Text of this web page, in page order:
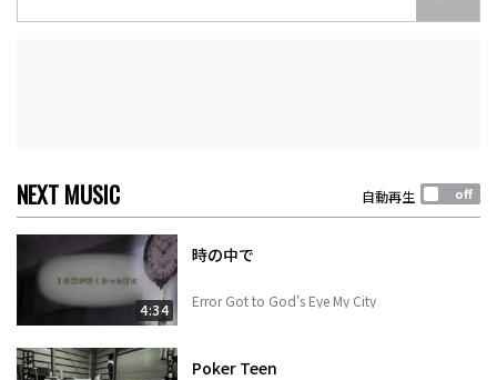
NEXT MUSIC 自動再生
4:34
時の中で
Error Got to God's Eye My City
Poker Teen